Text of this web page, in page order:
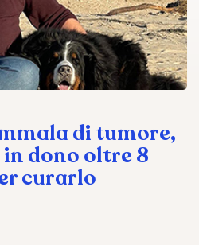
di tumore,
in dono oltre 8
curarlo